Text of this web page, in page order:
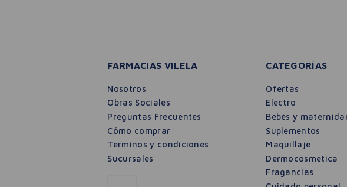
FARMACIAS VILELA
Nosotros
Obras Sociales
Preguntas Frecuentes
Cómo comprar
Terminos y condiciones
Sucursales
CATEGORÍAS
Ofertas
Electro
Bebés y
Suplementos
Maquillaje
Dermocosmética
Fragancias